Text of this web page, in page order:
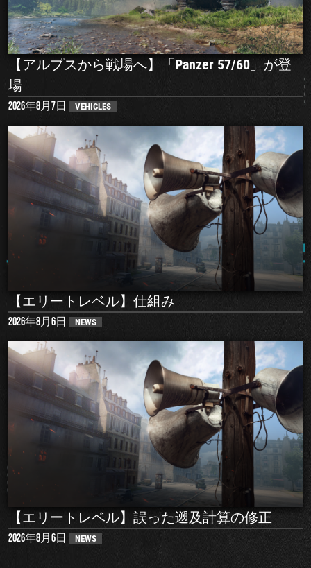
【アルプスから戦場へ】「Panzer 57/60」が登
場
2026年8月7日 VEHICLES
【エリートレベル】仕組み
2026年8月6日 NEWS
【エリートレベル】誤った遡及計算の修正
2026年8月6日 NEWS